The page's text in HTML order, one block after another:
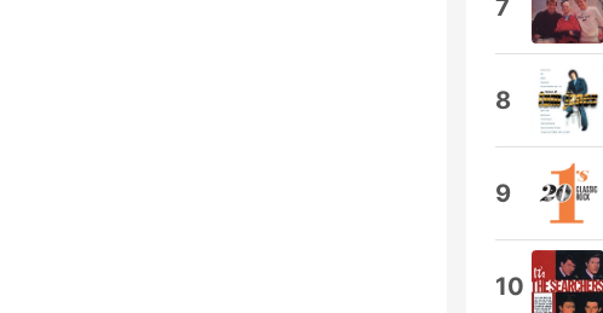
7
8
9
10